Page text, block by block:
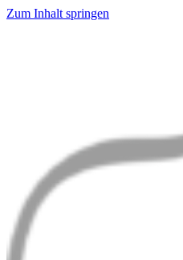
Zum Inhalt springen